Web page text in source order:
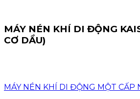
MÁY NÉN KHÍ DI ĐỘNG
CƠ DẦU)
MÁY NÉN KHÍ DI ĐỘNG MỘT CẤP